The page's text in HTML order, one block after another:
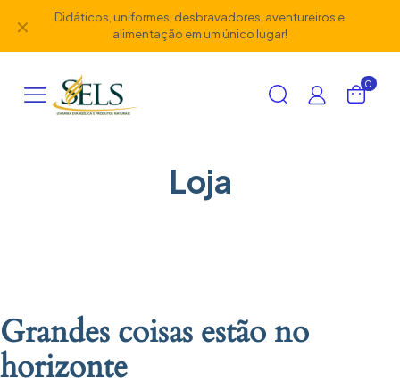
Didáticos, uniformes, desbravadores, aventureiros e
alimentação em um único lugar!
✕
0
Loja
Grandes coisas estão no
horizonte